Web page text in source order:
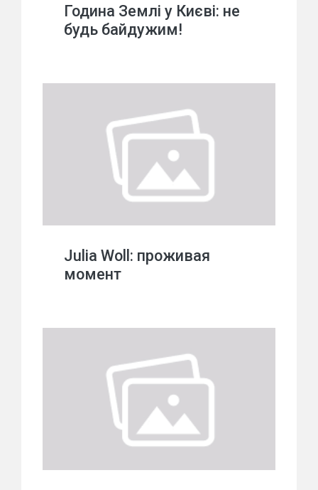
Година Землі у Києві: не
будь байдужим!
Julia Woll: проживая
момент